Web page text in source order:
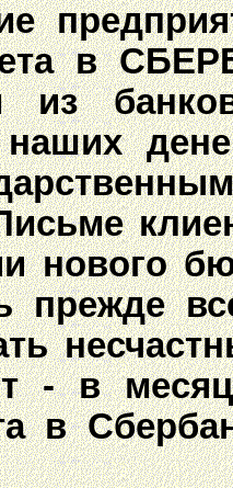
в
из
наших
нового
прежде
- в
в